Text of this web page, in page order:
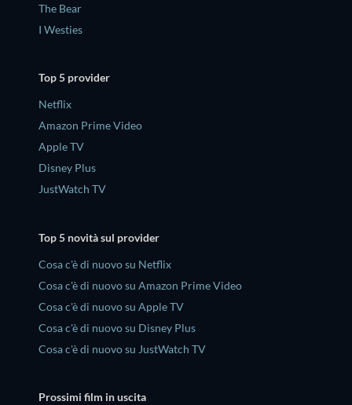
The Bear
I Westies
Top 5 provider
Netflix
Amazon Prime Video
Apple TV
Disney Plus
JustWatch TV
Top 5 novità sul provider
Cosa c'è di nuovo su Netflix
Cosa c'è di nuovo su Amazon Prime Video
Cosa c'è di nuovo su Apple TV
Cosa c'è di nuovo su Disney Plus
Cosa c'è di nuovo su JustWatch TV
Prossimi film in uscita